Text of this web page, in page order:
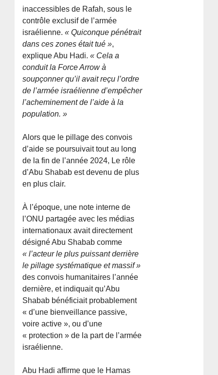
inaccessibles de Rafah, sous le
contrôle exclusif de l’armée
israélienne.« Quiconque pénétrait
dans ces zones était tué »,
explique Abu Hadi.« Cela a
conduit la Force Arrow à
soupçonner qu’il avait reçu l’ordre
de l’armée israélienne d’empêcher
l’acheminement de l’aide à la
population. »
Alors que le pillage des convois
d’aide se poursuivait tout au long
de la fin de l’année 2024, Le rôle
d’Abu Shabab est devenu de plus
en plus clair.
À l’époque, une note interne de
l’ONU partagée avec les médias
internationaux avait directement
désigné Abu Shabab comme
« l’acteur le plus puissant derrière
le pillage systématique et massif »
des convois humanitaires l’année
dernière, et indiquait qu’Abu
Shabab bénéficiait probablement
« d’une bienveillance passive,
voire active », ou d’une
« protection » de la part de l’armée
israélienne.
Abu Hadi affirme que le Hamas